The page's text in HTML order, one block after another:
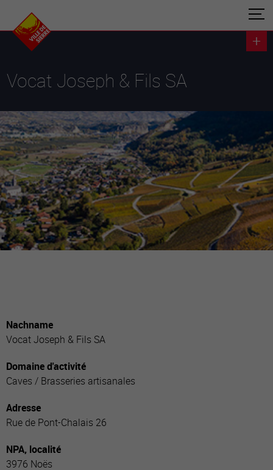
Vocat Joseph & Fils SA
Nachname
Vocat Joseph & Fils SA
Domaine d'activité
Caves / Brasseries artisanales
Adresse
Rue de Pont-Chalais 26
NPA, localité
3976 Noës